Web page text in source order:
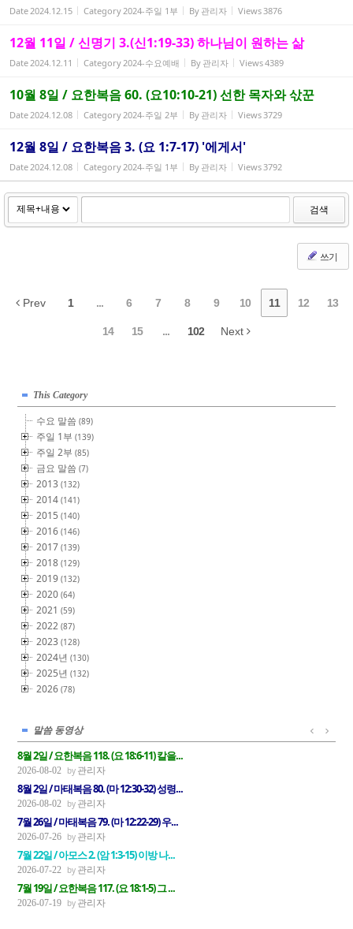
Date2024.12.15 Category2024-주일 1부 By 관리자 Views3876
12월 11일 / 신명기 3.(신1:19-33) 하나님이 원하는 삶
Date2024.12.11 Category2024-수요예배 By 관리자 Views4389
10월 8일 / 요한복음 60. (요10:10-21) 선한 목자와 삯꾼
Date2024.12.08 Category2024-주일 2부 By 관리자 Views3729
12월 8일 / 요한복음 3. (요 1:7-17) '에게서'
Date2024.12.08 Category2024-주일 1부 By 관리자 Views3792
검색
쓰기
Prev 1 ... 6 7 8 9 10 11 12 13
14 15 ... 102 Next
This Category
수요 말씀(89)
주일 1부(139)
주일 2부(85)
금요 말씀(7)
2013(132)
2014(141)
2015(140)
2016(146)
2017(139)
2018(129)
2019(132)
2020(64)
2021(59)
2022(87)
2023(128)
2024년(130)
2025년(132)
2026(78)
말씀 동영상
8월 2일 / 요한복음 118. (요 18:6-11) 칼을...
2026-08-02 관리자
8월 2일 / 마태복음 80. (마 12:30-32) 성령...
2026-08-02 관리자
7월 26일 / 마태복음 79. (마 12:22-29) 우...
2026-07-26 관리자
7월 22일 / 아모스 2. (암 1:3-15) 이방 나...
2026-07-22 관리자
7월 19일 / 요한복음 117. (요 18:1-5) 그 ...
2026-07-19 관리자